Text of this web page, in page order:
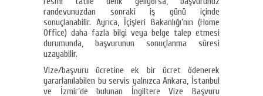
randevunuzdan sonraki iş günü içinde
sonuçlanabilir. Ayrıca, İçişleri Bakanlığı’nın (Home
Office) daha fazla bilgi veya belge talep etmesi
durumunda, başvurunun sonuçlanma süresi
uzayabilir.
Vize/başvuru ücretine ek bir ücret ödenerek
yararlanılabilen bu servis yalnızca Ankara, İstanbul
ve İzmir’de bulunan İngiltere Vize Başvuru